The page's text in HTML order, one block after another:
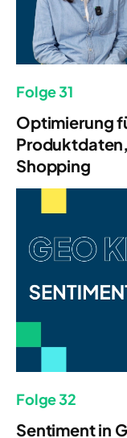
Folge 31
Optimierung
Shopping
Folge 32
Sentiment in